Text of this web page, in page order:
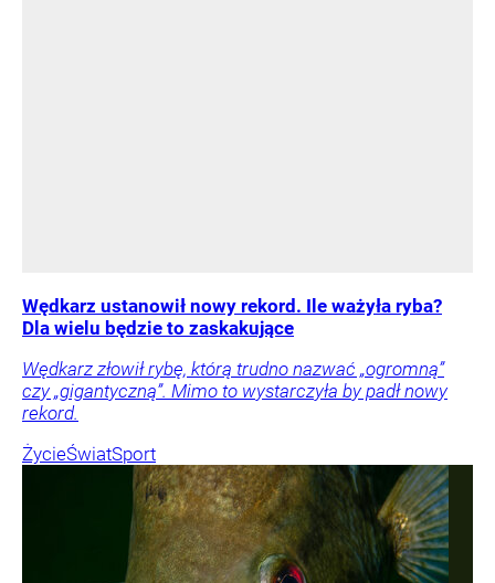
Wędkarz ustanowił nowy rekord. Ile ważyła ryba?
Dla wielu będzie to zaskakujące
Wędkarz złowił rybę, którą trudno nazwać „ogromną”
czy „gigantyczną”. Mimo to wystarczyła by padł nowy
rekord.
ŻycieŚwiatSport